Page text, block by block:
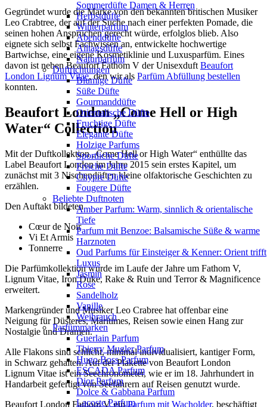
Sommerdüfte Damen & Herren
Herbstdüfte
Winterparfum
Abenddüfte
Alltagsdüfte
Naturparfüm
Duftrichtungen
Blumige Düfte
Süße Düfte
Gourmanddüfte
Orientalische Düfte
Fruchtige Düfte
Elegante Düfte
Holzige Parfums
Sportliche Düfte
Frische Düfte
Chypre Düfte
Fougere Düfte
Beliebte Duftnoten
Amber Parfum: Warm, sinnlich & orientalische
Tiefe
Parfum mit Benzoe: Balsamische Süße & warme
Harznoten
Oud Parfums für Einsteiger & Kenner: Orient trifft
Luxus
Jasmin
Rose
Sandelholz
Vanille
Weihrauch
Parfümmarken
Guerlain Parfum
Thierry Mugler Parfum
Hugo Boss Parfum
ESCADA Parfum
Dior Parfum
Dolce & Gabbana Parfum
Lacoste Parfum
Gegründet wurde die Marke von den bekannten britischen Musiker
Leo Crabtree, der auf der Suche nach einer perfekten Pomade, die
seinen hohen Ansprüchen gerecht würde, erfolglos blieb. Also
eignete sich selbst Fachwissen an, entwickelte hochwertige
Bartwichse, eine eigene Kosmetiklinie und Luxusparfüm. Eines
davon ist neben Beaufort Fathom V der Unisexduft Beaufort
London Lignum Vitae, den wir als Parfüm Abfüllung bestellen
konnten.
Beaufort London „Come Hell or High
Water“ Collection
Mit der Duftkollektion „Come Hell or High Water“ enthüllte das
Label Beaufort London im Jahre 2015 sein erstes Kapitel, um
zunächst mit 3 Nischendüften kleine olfaktorische Geschichten zu
erzählen.
Den Auftakt bildeten
Cœur de Noir
Vi Et Armis
Tonnerre
Die Parfümkollektion wurde im Laufe der Jahre um Fathom V,
Lignum Vitae, Iron Duke, Rake & Ruin und Terror & Magnificence
erweitert.
Markengründer und Musiker Leo Crabree hat offenbar eine
Neigung für Düsteres, Maritimes, Reisen sowie einen Hang zur
Nostalgie und Dramen.
Alle Flakons sind schlicht, minimal individualisiert, kantiger Form,
in Schwarz gehalten. Auf der Plakette von Beaufort London
Lignum Vitae ist ein Seechronometer, wie er im 18. Jahrhundert in
Handarbeit gefertigt von Seefahrern auf Reisen genutzt wurde.
Beaufort London Fathom V, einParfum mit Wacholder, beschäftigt